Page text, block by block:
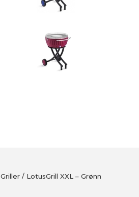
Griller/ LotusGrill XXL – Grønn